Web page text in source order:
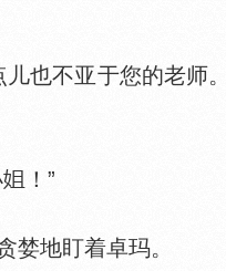
儿也不亚于您的老师
！”
地盯着卓玛。